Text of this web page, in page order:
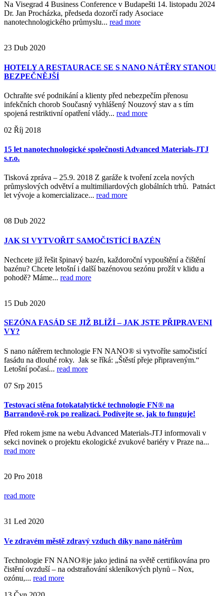
Na Visegrad 4 Business Conference v Budapešti 14. listopadu 2024
Dr. Jan Procházka, předseda dozorčí rady Asociace
nanotechnologického průmyslu... read more
23 Dub 2020
HOTELY A RESTAURACE SE S NANO NÁTĚRY STANOU
BEZPEČNĚJŠÍ
Ochraňte své podnikání a klienty před nebezpečím přenosu
infekčních chorob Současný vyhlášený Nouzový stav a s tím
spojená restriktivní opatření vlády... read more
02 Říj 2018
15 let nanotechnologické společnosti Advanced Materials-JTJ
s.r.o.
Tisková zpráva – 25.9. 2018 Z garáže k tvoření zcela nových
průmyslových odvětví a multimiliardových globálních trhů. Patnáct
let vývoje a komercializace... read more
08 Dub 2022
JAK SI VYTVOŘIT SAMOČISTÍCÍ BAZÉN
Nechcete již řešit špinavý bazén, každoroční vypouštění a čištění
bazénu? Chcete letošní i další bazénovou sezónu prožít v klidu a
pohodě? Máme... read more
15 Dub 2020
SEZÓNA FASÁD SE JIŽ BLÍŽÍ – JAK JSTE PŘIPRAVENI
VY?
S nano nátěrem technologie FN NANO® si vytvoříte samočistící
fasádu na dlouhé roky. Jak se říká: „Štěstí přeje připraveným.“
Letošní počasí... read more
07 Srp 2015
Testovací stěna fotokatalytické technologie FN® na
Barrandově-rok po realizaci. Podívejte se, jak to funguje!
Před rokem jsme na webu Advanced Materials-JTJ informovali v
sekci novinek o projektu ekologické zvukové bariéry v Praze na...
read more
20 Pro 2018
read more
31 Led 2020
Ve zdravém městě zdravý vzduch díky nano nátěrům
Technologie FN NANO®je jako jediná na světě certifikována pro
čistění ovzduší – na odstraňování skleníkových plynů – Nox,
ozónu,... read more